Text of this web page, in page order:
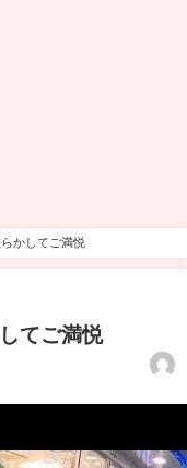
かしてご満悦
てご満悦